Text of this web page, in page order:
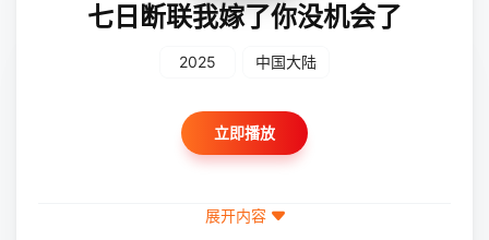
七日断联我嫁了你没机会了
2025 中国大陆
立即播放
展开内容